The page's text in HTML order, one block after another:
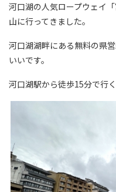
河口湖の人気ロープウェイ
山に行ってきました。
河口湖湖畔にある無料の県
いいです。
河口湖駅から徒歩15分で行く